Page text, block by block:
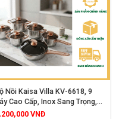
Nồi Kaisa Villa KV-6618, 9
Cao Cấp, Inox Sang Trọng,
Được Cho Mọi Loại Bếp
VNĐ